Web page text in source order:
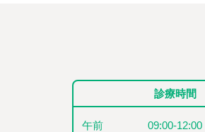
診療時間
午前 09:00-12:00